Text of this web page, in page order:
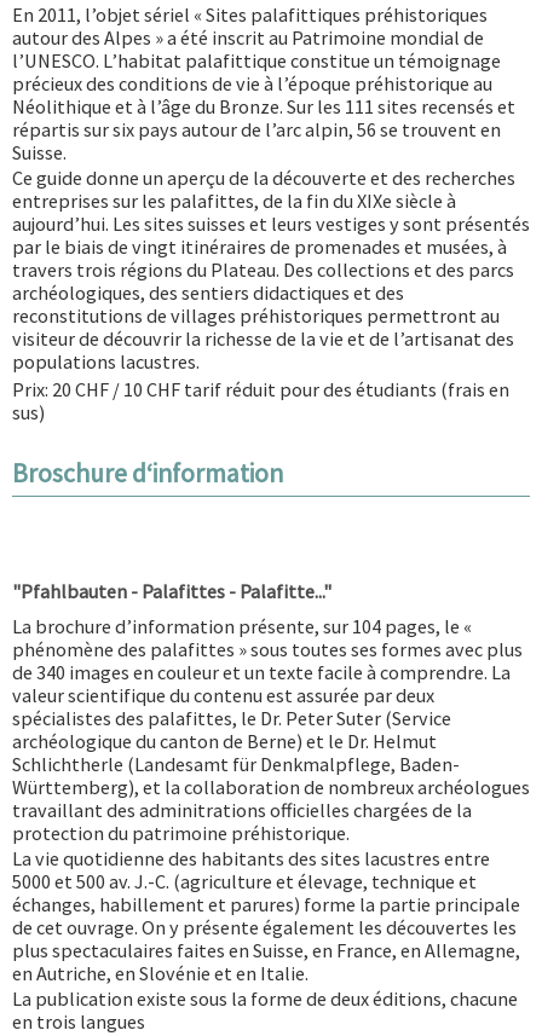
En 2011, l’objet sériel « Sites palafittiques préhistoriques
autour des Alpes » a été inscrit au Patrimoine mondial de
l’UNESCO. L’habitat palafittique constitue un témoignage
précieux des conditions de vie à l’époque préhistorique au
Néolithique et à l’âge du Bronze. Sur les 111 sites recensés et
répartis sur six pays autour de l’arc alpin, 56 se trouvent en
Suisse.
Ce guide donne un aperçu de la découverte et des recherches
entreprises sur les palafittes, de la fin du XIXe siècle à
aujourd’hui. Les sites suisses et leurs vestiges y sont présentés
par le biais de vingt itinéraires de promenades et musées, à
travers trois régions du Plateau. Des collections et des parcs
archéologiques, des sentiers didactiques et des
reconstitutions de villages préhistoriques permettront au
visiteur de découvrir la richesse de la vie et de l’artisanat des
populations lacustres.
Prix: 20 CHF / 10 CHF tarif réduit pour des étudiants (frais en
sus)
Broschure d‘information
"Pfahlbauten - Palafittes - Palafitte..."
La brochure d’information présente, sur 104 pages, le «
phénomène des palafittes » sous toutes ses formes avec plus
de 340 images en couleur et un texte facile à comprendre. La
valeur scientifique du contenu est assurée par deux
spécialistes des palafittes, le Dr. Peter Suter (Service
archéologique du canton de Berne) et le Dr. Helmut
Schlichtherle (Landesamt für Denkmalpflege, Baden-
Württemberg), et la collaboration de nombreux archéologues
travaillant des adminitrations officielles chargées de la
protection du patrimoine préhistorique.
La vie quotidienne des habitants des sites lacustres entre
5000 et 500 av. J.-C. (agriculture et élevage, technique et
échanges, habillement et parures) forme la partie principale
de cet ouvrage. On y présente également les découvertes les
plus spectaculaires faites en Suisse, en France, en Allemagne,
en Autriche, en Slovénie et en Italie.
La publication existe sous la forme de deux éditions, chacune
en trois langues